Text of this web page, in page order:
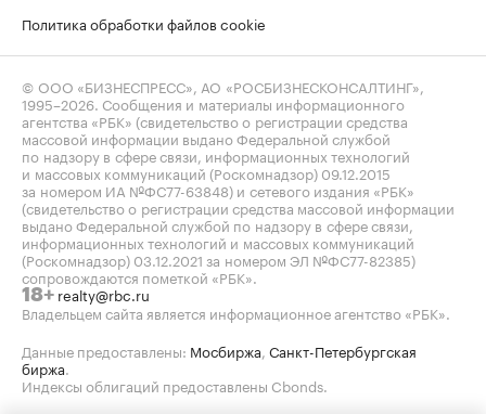
Политика обработки файлов cookie
© ООО «БИЗНЕСПРЕСС», АО «РОСБИЗНЕСКОНСАЛТИНГ»,
1995–2026 . Сообщения и материалы информационного
агентства «РБК» (свидетельство о регистрации средства
массовой информации выдано Федеральной службой
по надзору в сфере связи, информационных технологий
и массовых коммуникаций (Роскомнадзор) 09.12.2015
за номером ИА №ФС77-63848) и сетевого издания «РБК»
(свидетельство о регистрации средства массовой информации
выдано Федеральной службой по надзору в сфере связи,
информационных технологий и массовых коммуникаций
(Роскомнадзор) 03.12.2021 за номером ЭЛ №ФС77-82385)
сопровождаются пометкой «РБК».
18+ realty@rbc.ru
Владельцем сайта является информационное агентство «РБК».
Данные предоставлены: Мосбиржа Санкт-Петербургская
биржа
Индексы облигаций предоставлены Cbonds.